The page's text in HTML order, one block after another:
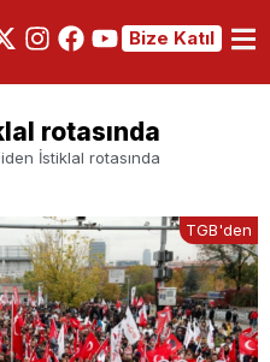
Bize Katıl
rotasında
İstiklal rotasında
TGB'den